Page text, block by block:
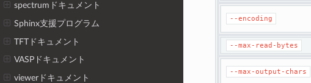
spectrumドキュメント
Sphinx支援プログラム
TFTドキュメント
VASPドキュメント
viewerドキュメント
--encoding
--max-read-bytes
--max-output-chars